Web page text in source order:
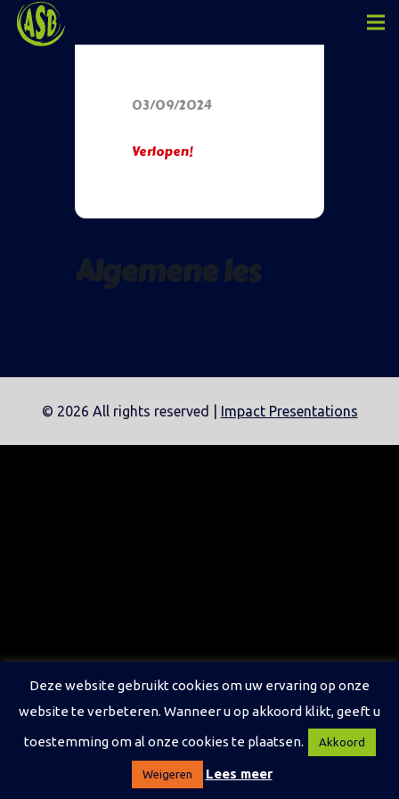
03/09/2024
Verlopen!
© 2026 All rights reserved | Impact Presentations
Deze website gebruikt cookies om uw ervaring op onze
website te verbeteren. Wanneer u op akkoord klikt, geeft u
toestemming om al onze cookies te plaatsen.
Akkoord
Weigeren Lees meer